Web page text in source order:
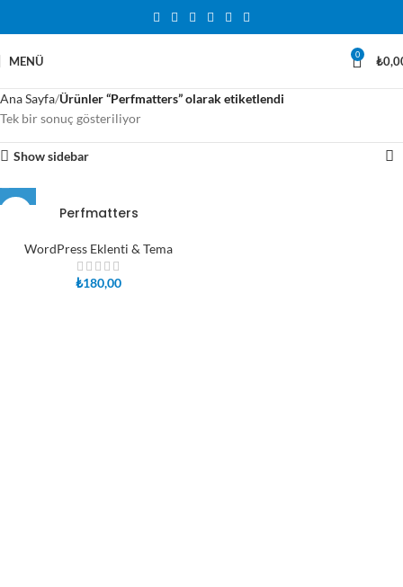
MENÜ 0 ₺
Ana Sayfa Ürünler “Perfmatters” olarak etiketlendi
Tek bir sonuç gösteriliyor
Show sidebar
Perfmatters
WordPress Eklenti & Tema
₺180,00